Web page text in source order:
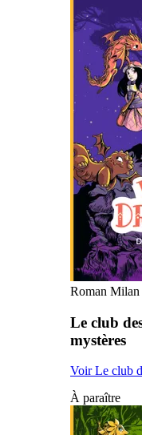
Roman Milan
Le club
mystères
Voir Le club
À paraître